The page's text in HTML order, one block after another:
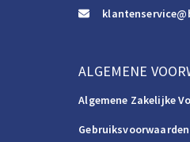
ALGEMENE
Algemene Zakelijke